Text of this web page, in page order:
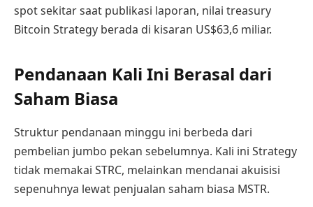
spot sekitar saat publikasi laporan, nilai treasury
Bitcoin Strategy berada di kisaran US$63,6 miliar.
Pendanaan Kali Ini Berasal dari
Saham Biasa
Struktur pendanaan minggu ini berbeda dari
pembelian jumbo pekan sebelumnya. Kali ini Strategy
tidak memakai STRC, melainkan mendanai akuisisi
sepenuhnya lewat penjualan saham biasa MSTR.